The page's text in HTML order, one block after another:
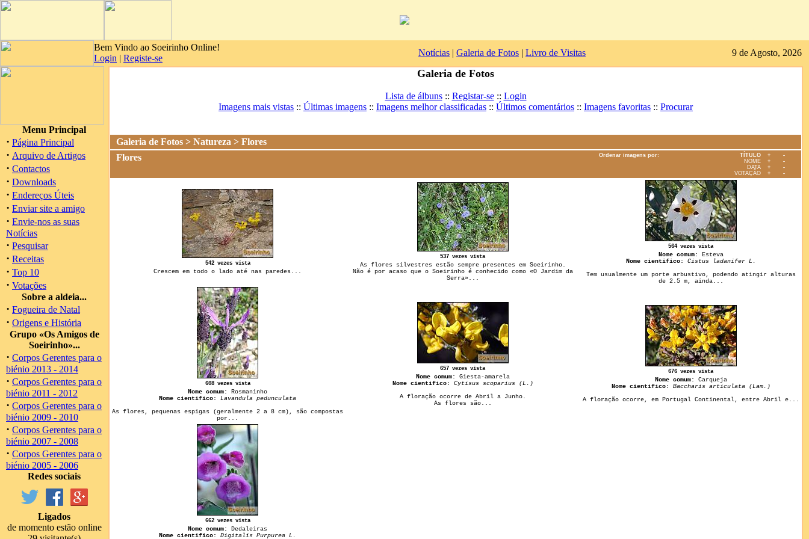
Bem Vindo ao Soeirinho Online!
Login | Registe-se
Notícias | Galeria de Fotos | Livro de Visitas 9 de Agosto, 2026
Menu Principal
· Página Principal
· Arquivo de Artigos
· Contactos
· Downloads
· Endereços Úteis
· Enviar site a amigo
· Envie-nos as suas
Notícias
· Pesquisar
· Receitas
· Top 10
· Votações
Sobre a aldeia...
· Fogueira de Natal
· Origens e História
Grupo «Os Amigos de
Soeirinho»...
· Corpos Gerentes para o
biénio 2013 - 2014
· Corpos Gerentes para o
biénio 2011 - 2012
· Corpos Gerentes para o
biénio 2009 - 2010
· Corpos Gerentes para o
biénio 2007 - 2008
· Corpos Gerentes para o
biénio 2005 - 2006
Redes sociais
Ligados
de momento estão online
Galeria de Fotos
Lista de álbuns:: Registar-se:: Login
Imagens mais vistas :: Últimas imagens :: Imagens melhor classificadas :: Últimos comentários :: Imagens favoritas :: Procurar
Galeria de Fotos > Natureza > Flores
Flores
Ordenar imagens por: TÍTULO +
-
NOME
+
-
DATA
+
-
VOTAÇÃO
+ -
542 vezes vista
Crescem em todo o lado até nas paredes...
537 vezes vista
As flores silvestres estão sempre presentes em Soeirinho.
Não é por acaso que o Soeirinho é conhecido como «O Jardim da
Serra»...
564 vezes vista
Nome comum:
Esteva
Nome cientifico:
Cistus ladanifer L.
Tem usualmente um porte arbustivo, podendo atingir alturas
de 2.5 m, ainda...
608 vezes vista
Nome comum:
Rosmaninho
Nome cientifico:
Lavandula pedunculata
As flores, pequenas espigas (geralmente 2 a 8 cm), são compostas
por...
657 vezes vista
Nome comum:
Giesta-amarela
Nome cientifico:
Cytisus scoparius (L.)
A floração ocorre de Abril a Junho.
As flores são...
676 vezes vista
Nome comum:
Carqueja
Nome cientifico:
Baccharis articulata (Lam.)
A floração ocorre, em Portugal Continental, entre Abril e...
662 vezes vista
Nome comum:
Dedaleiras
Nome cientifico:
Digitalis Purpurea L.